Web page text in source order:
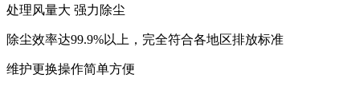
处理风量大 强力除尘
除尘效率达99.9%以上，完全符合各地区排放标准
维护更换操作简单方便